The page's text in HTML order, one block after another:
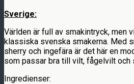
Sverige:
Världen är full av smakintryck, men
klassiska svenska smakerna. Med
sherry och ingefära är det här en
som passar bra till vilt, fågelvilt och
Ingredienser: